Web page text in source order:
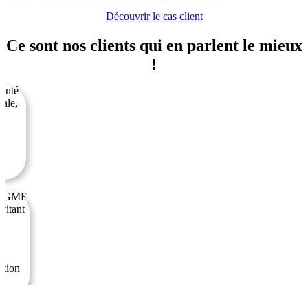
Découvrir le cas client
Ce sont nos clients qui en parlent le mieux
!
GMF